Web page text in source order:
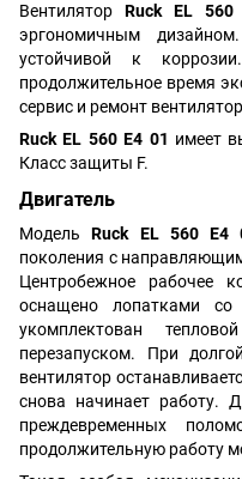
Вентилятор Ruck EL 560
эргономичным
устойчивой к
продолжительное время
сервис и ремонт
Ruck EL 560 E4 01 имеет
Класс защиты F.
Двигатель
МодельRuck EL 560 E4
поколения с
Центробежное рабочее
оснащено лопатками
укомплектован
перезапуском. При
вентилятор
снова начинает работу.
преждевременных
продолжительную работу